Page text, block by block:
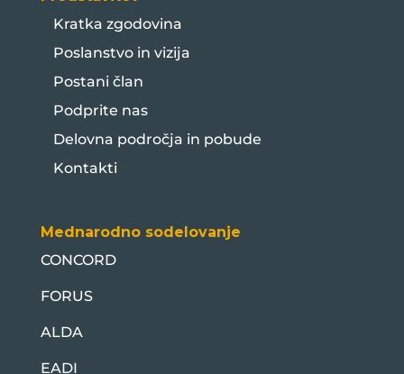
Kratka zgodovina
Poslanstvo in vizija
Postani član
Podprite nas
Delovna področja in pobude
Kontakti
Mednarodno sodelovanje
CONCORD
FORUS
ALDA
EADI